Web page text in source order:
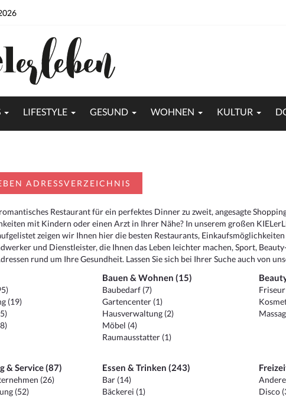
LIFESTYLE GESUND WOHNEN KULTUR
ADRESSVERZEICHNIS
Restaurant für ein perfektes Dinner zu zweit, angesagte
mit Kindern oder einen Arzt in Ihrer Nähe? In unserem großen
zeigen wir Ihnen hier die besten Restaurants,
und Dienstleister, die Ihnen das Leben leichter machen, Sport,
rund um Ihre Gesundheit. Lassen Sie sich bei Ihrer Suche auch von
(19)
Bauen & Wohnen (15)
Baubedarf (7)
Gartencenter (1)
Hausverwaltung (2)
Möbel (4)
Raumausstatter (1)
& Service (87)
(26)
(52)
Essen & Trinken (243)
Bar (14)
Bäckerei (1)
Disco